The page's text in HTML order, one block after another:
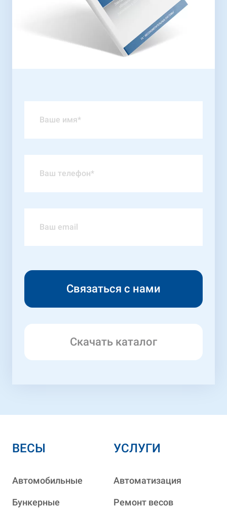
Скачать каталог
ВЕСЫ
Автомобильные
Бункерные
УСЛУГИ
Автоматизация
Ремонт весов